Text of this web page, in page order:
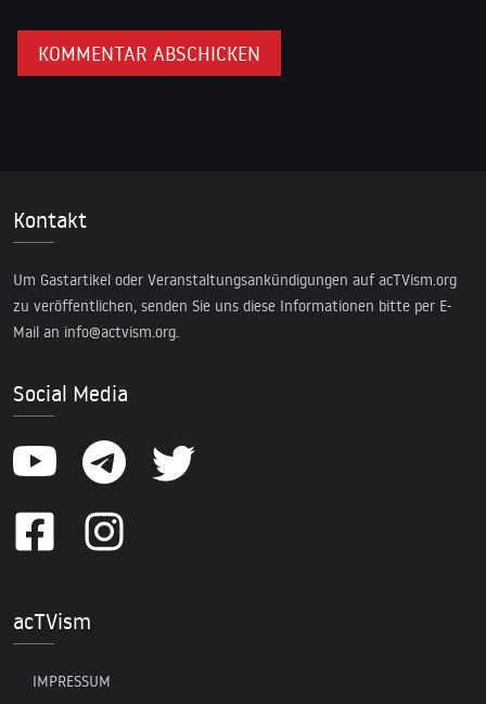
Kontakt
Um Gastartikel oder Veranstaltungsankündigungen auf acTVism.org
zu veröffentlichen, senden Sie uns diese Informationen bitte per E-
Mail an info@actvism.org.
Social Media
acTVism
IMPRESSUM